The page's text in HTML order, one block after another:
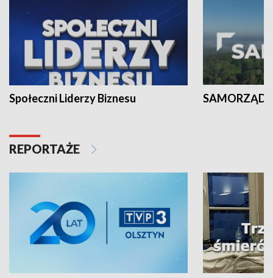
Społeczni Liderzy Biznesu SAMORZĄD
REPORTAŻE